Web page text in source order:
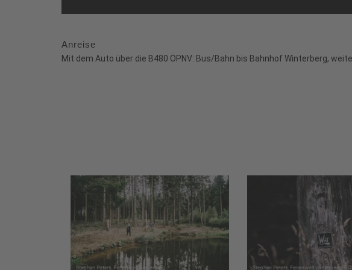
Anreise
Mit dem Auto über die B480 ÖPNV: Bus/Bahn bis Bahnhof Winterberg,